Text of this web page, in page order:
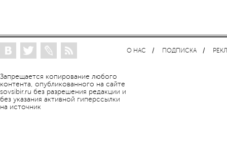
Запрещается копирование любого
контента, опубликованного на сайте
sovsibir.ru без разрешения редакции и
без указания активной гиперссылки
на источник
О НАС ПОДПИСКА